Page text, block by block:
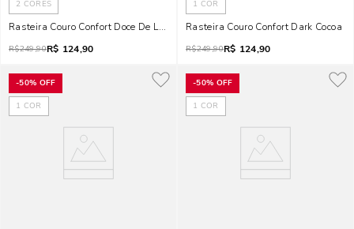
2 CORES
Rasteira Couro Confort Doce De Leite
R$249,90R$ 124,90
1 COR
Rasteira Couro Confort Dark Cocoa
R$249,90R$ 124,90
-50% OFF
1 COR
-50% OFF
1 COR